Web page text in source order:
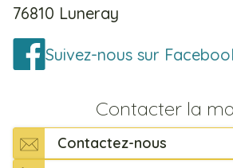
76810 Luneray
Suivez-nous sur
Contacter la
Contactez-nous